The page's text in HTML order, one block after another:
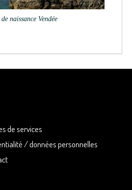
naissance Vendée
de services
/ données personnelles